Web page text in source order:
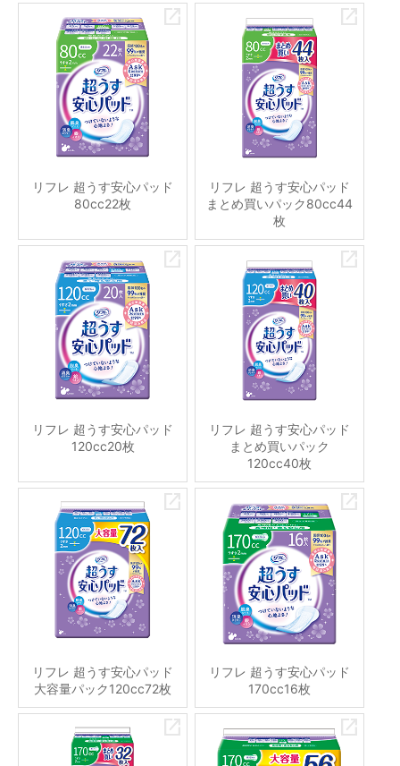
リフレ 超うす安心パッド
80cc22枚
リフレ 超うす安心パッド
まとめ買いパック80cc44
枚
リフレ 超うす安心パッド
120cc20枚
リフレ 超うす安心パッド
まとめ買いパック
120cc40枚
リフレ 超うす安心パッド
大容量パック120cc72枚
リフレ 超うす安心パッド
170cc16枚